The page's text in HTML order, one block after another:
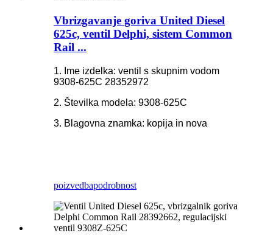
Vbrizgavanje goriva United Diesel
625c, ventil Delphi, sistem Common
Rail ...
1. Ime izdelka: ventil s skupnim vodom
9308-625C 28352972
2. Številka modela: 9308-625C
3. Blagovna znamka: kopija in nova
poizvedbapodrobnost